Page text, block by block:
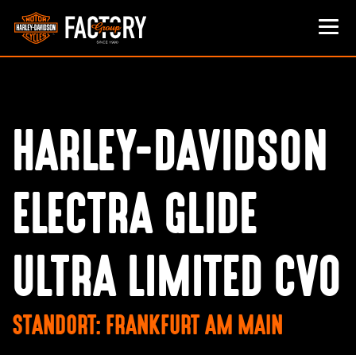
HARLEY-DAVIDSON
ELECTRA GLIDE
ULTRA LIMITED CVO
STANDORT: FRANKFURT AM MAIN